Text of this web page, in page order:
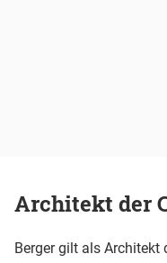
Architekt der
Berger gilt als Architekt